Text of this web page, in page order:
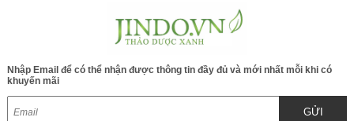
Nhập Email để có thể nhận được thông tin đầy đủ và mới nhất mỗi khi có
khuyến mãi
GỬI